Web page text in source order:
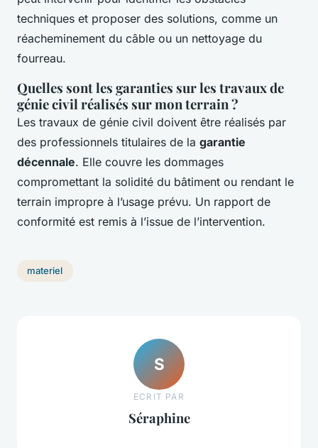
techniques et proposer des solutions, comme un
réacheminement du câble ou un nettoyage du
fourreau.
Quelles sont les garanties sur les travaux de
génie civil réalisés sur mon terrain ?
Les travaux de génie civil doivent être réalisés par
des professionnels titulaires de la garantie
décennale. Elle couvre les dommages
compromettant la solidité du bâtiment ou rendant le
terrain impropre à l’usage prévu. Un rapport de
conformité est remis à l’issue de l’intervention.
materiel
S
ECRIT PAR
Séraphine